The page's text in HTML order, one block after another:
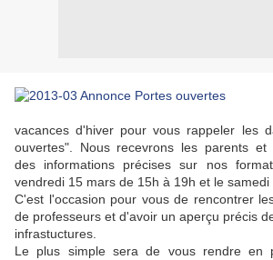
vacances d'hiver pour vous rappeler les
ouvertes". Nous recevrons les parents et
des informations précises sur nos
vendredi 15 mars de 15h à 19h et le samedi
C'est l'occasion pour vous de rencontrer
de professeurs et d'avoir un aperçu précis
infrastuctures.
Le plus simple sera de vous rendre en